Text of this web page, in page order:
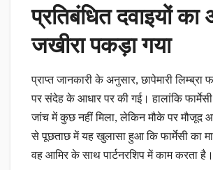
प्रतिबंधित दवाइयों
जखीरा पकड़ा गया
प्राप्त जानकारी के अनुसार, छापेमारी लिम्ब्रा
पर संदेह के आधार पर की गई। हालांकि फार्मेसी
जांच में कुछ नहीं मिला, लेकिन मौके पर मौजूद
से पूछताछ में यह खुलासा हुआ कि फार्मेसी का
वह आमिर के साथ पार्टनरशिप में काम करता है।